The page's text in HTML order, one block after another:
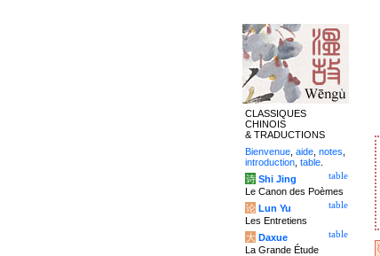
CLASSIQUES
CHINOIS
& TRADUCTIONS
Bienvenue aide notes
introduction table
table
诗 Shi Jing
Le Canon des Poèmes
table
论 Lun Yu
Les Entretiens
table
大 Daxue
La Grande Étude